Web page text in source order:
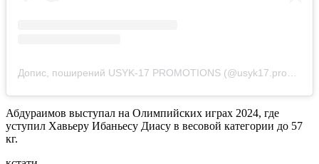
Абдураимов выступал на Олимпийских играх 2024, где
уступил Хавьеру Ибаньесу Диасу в весовой категории до 57
кг.